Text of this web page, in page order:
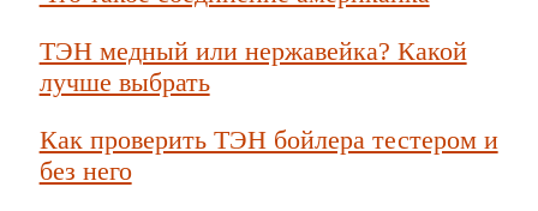
ТЭН медный или нержавейка? Какой
лучше выбрать
Как проверить ТЭН бойлера тестером и
без него